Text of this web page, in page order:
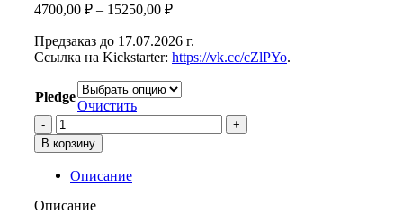
4700,00 ₽ – 15250,00 ₽
Предзаказ до 17.07.2026 г.
Ссылка на Kickstarter: https://vk.cc/cZlPYo.
Pledge
Очистить
Количество
товара
Sprout
В корзину
Описание
Описание